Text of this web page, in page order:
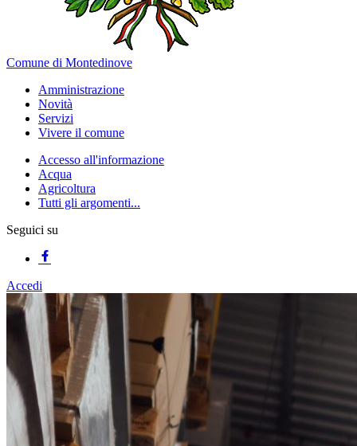
Comune di Montedinove
Amministrazione
Novità
Servizi
Vivere il comune
Accesso all'informazione
Acqua
Agricoltura
Tutti gli argomenti...
Seguici su
Accedi